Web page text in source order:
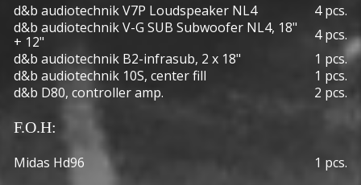
d&b audiotechnik V7P Loudspeaker NL4
4 pcs.
d&b audiotechnik V-G SUB Subwoofer NL4, 18"
+ 12"
4 pcs.
d&b audiotechnik B2-infrasub, 2 x 18"
1 pcs.
d&b audiotechnik 10S, center fill
1 pcs.
d&b D80, controller amp.
2 pcs.
F.O.H:
Midas Hd96
1 pcs.